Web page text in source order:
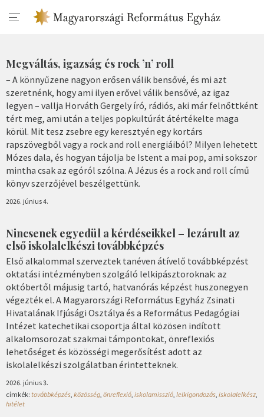
Megváltás, igazság és rock ʼnʼ roll
– A könnyűzene nagyon erősen válik bensővé, és mi azt
szeretnénk, hogy ami ilyen erővel válik bensővé, az igaz
legyen – vallja Horváth Gergely író, rádiós, aki már felnőttként
tért meg, ami után a teljes popkultúrát átértékelte maga
körül. Mit tesz zsebre egy keresztyén egy kortárs
rapszövegből vagy a rock and roll energiáiból? Milyen lehetett
Mózes dala, és hogyan tájolja be Istent a mai pop, ami sokszor
mintha csak az egóról szólna. A Jézus és a rock and roll című
könyv szerzőjével beszélgettünk.
2026. június 4.
Nincsenek egyedül a kérdéseikkel – lezárult az
első iskolalelkészi továbbképzés
Első alkalommal szerveztek tanéven átívelő továbbképzést
oktatási intézményben szolgáló lelkipásztoroknak: az
októbertől májusig tartó, hatvanórás képzést huszonegyen
végezték el. A Magyarországi Református Egyház Zsinati
Hivatalának Ifjúsági Osztálya és a Református Pedagógiai
Intézet katechetikai csoportja által közösen indított
alkalomsorozat szakmai támpontokat, önreflexiós
lehetőséget és közösségi megerősítést adott az
iskolalelkészi szolgálatban érintetteknek.
2026. június 3.
címkék: továbbképzés, közösség, önreflexió, iskolamisszió, lelkigondozás, iskolalelkész,
hitélet